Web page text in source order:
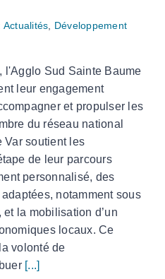
Actualités
Développement
l'Agglo Sud Sainte Baume
leur engagement
et propulser les
du réseau national
Var soutient les
de leur parcours
personnalisé, des
notamment sous
et la mobilisation d’un
locaux. Ce
volonté de
[...]